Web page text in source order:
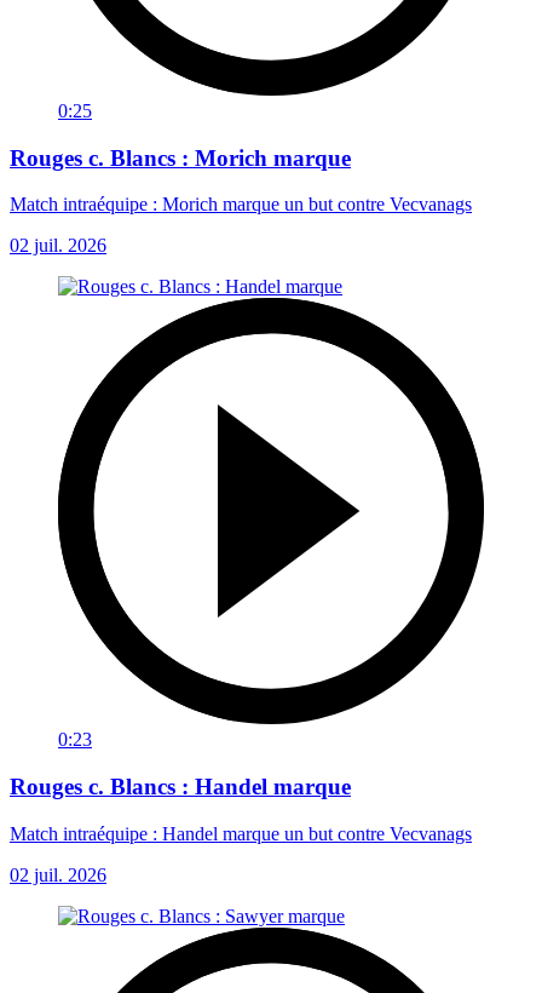
0:25
Rouges c. Blancs : Morich marque
Match intraéquipe : Morich marque un but contre Vecvanags
02 juil. 2026
0:23
Rouges c. Blancs : Handel marque
Match intraéquipe : Handel marque un but contre Vecvanags
02 juil. 2026